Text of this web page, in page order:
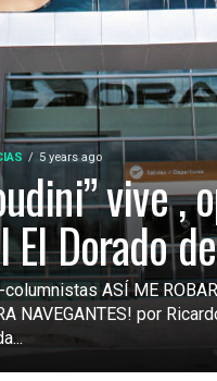
5 years ago
vive ,
Dorado
ASÍ ME
NAVEGANTES! por